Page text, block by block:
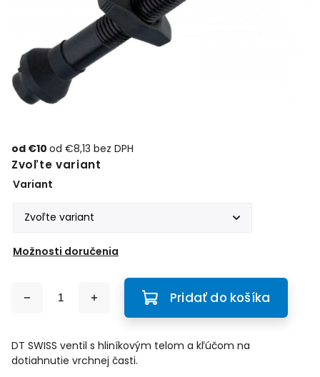
od €10 od €8,13 bez DPH
Zvoľte variant
Variant
Možnosti doručenia
Pridať do košíka
DT SWISS ventil s hliníkovým telom a kľúčom na
dotiahnutie vrchnej časti.